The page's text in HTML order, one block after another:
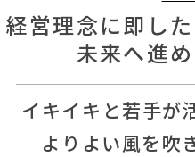
経営理念に即し
未来へ進
イキイキと若手が
よりよい風を吹